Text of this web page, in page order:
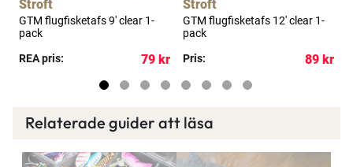
Stroft
GTM flugfisketafs 9' clear 1-
pack
REA pris:
79 kr
Stroft
GTM flugfisketafs 12' clear 1-
pack
Pris:
89 kr
Relaterade guider att läsa